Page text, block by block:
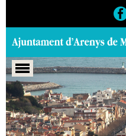
Portada > Agenda > 24-05-
2014 > Marcs > Població >